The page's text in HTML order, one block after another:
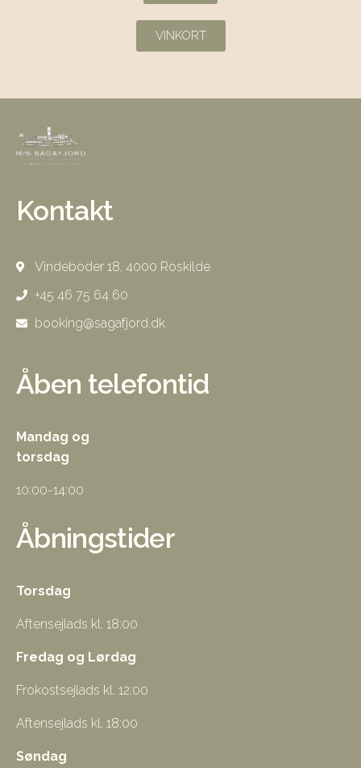
VINKORT
Kontakt
Vindeboder 18, 4000 Roskilde
+45 46 75 64 60
booking@sagafjord.dk
Åben telefontid
Mandag og
torsdag
10:00-14:00
Åbningstider
Torsdag
Aftensejlads kl. 18:00
Fredag og Lørdag
Frokostsejlads kl. 12:00
Aftensejlads kl. 18:00
Søndag